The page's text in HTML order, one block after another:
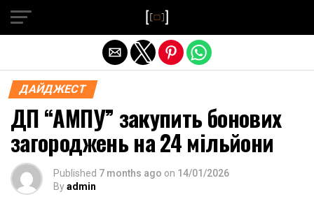
ДАЙДЖЕСТ
ДП “АМПУ” закупить бонових
загороджень на 24 мільйони
Published 7 months ago on 14/01/2026
Byadmin
Exit mobile version